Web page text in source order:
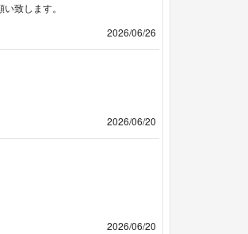
致します。
2026/06/26
2026/06/20
2026/06/20